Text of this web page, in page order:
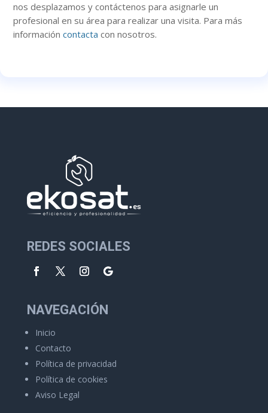
nos desplazamos y contáctenos para asignarle un
profesional en su área para realizar una visita. Para más
informacióncontacta con nosotros.
REDES SOCIALES
NAVEGACIÓN
Inicio
Contacto
Política de privacidad
Política de cookies
Aviso Legal